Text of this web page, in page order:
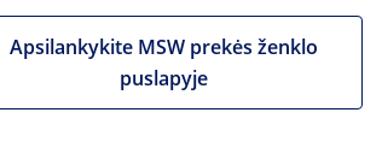
Apsilankykite MSW prekės ženklo
puslapyje